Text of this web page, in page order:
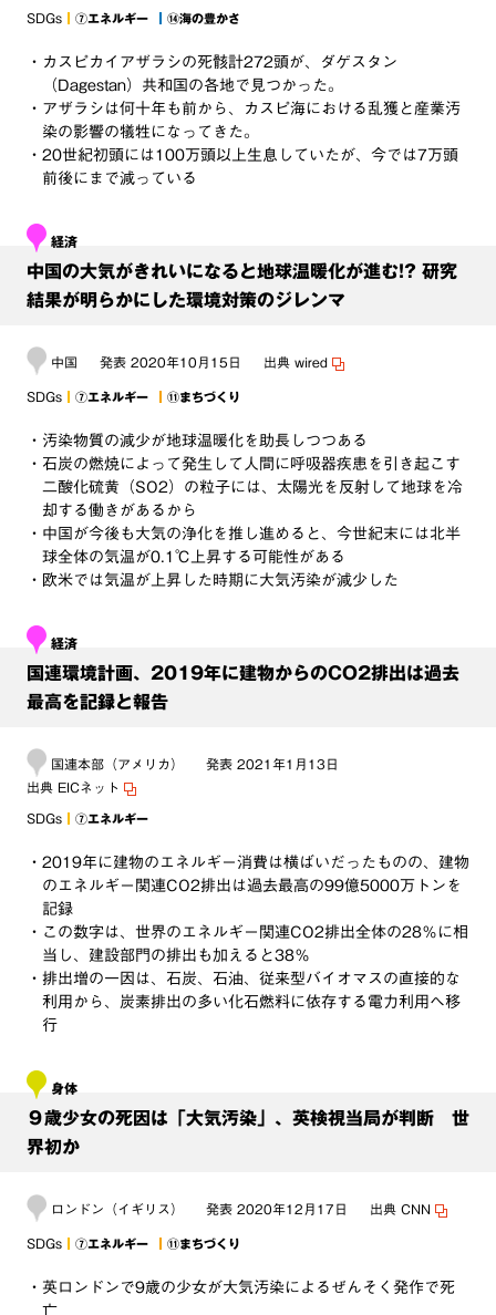
SDGs ⑦エネルギー ⑭海の豊かさ
・カスピカイアザラシの死骸計272頭が、ダゲスタン
（Dagestan）共和国の各地で見つかった。
・アザラシは何十年も前から、カスピ海における乱獲と産業汚
染の影響の犠牲になってきた。
・20世紀初頭には100万頭以上生息していたが、今では7万頭
前後にまで減っている
中国の大気がきれいになると地球温暖化が進む!? 研究
結果が明らかにした環境対策のジレンマ
経済
中国 発表 2020年10月15日 出典 wired
SDGs ⑦エネルギー ⑪まちづくり
・汚染物質の減少が地球温暖化を助長しつつある
・石炭の燃焼によって発生して人間に呼吸器疾患を引き起こす
二酸化硫黄（SO2）の粒子には、太陽光を反射して地球を冷
却する働きがあるから
・中国が今後も大気の浄化を推し進めると、今世紀末には北半
球全体の気温が0.1℃上昇する可能性がある
・欧米では気温が上昇した時期に大気汚染が減少した
国連環境計画、2019年に建物からのCO2排出は過去
最高を記録と報告
経済
国連本部（アメリカ） 発表 2021年1月13日
出典 EICネット
SDGs ⑦エネルギー
・2019年に建物のエネルギー消費は横ばいだったものの、建物
のエネルギー関連CO2排出は過去最高の99億5000万トンを
記録
・この数字は、世界のエネルギー関連CO2排出全体の28％に相
当し、建設部門の排出も加えると38％
・排出増の一因は、石炭、石油、従来型バイオマスの直接的な
利用から、炭素排出の多い化石燃料に依存する電力利用へ移
行
９歳少女の死因は「大気汚染」、英検視当局が判断 世
界初か
身体
ロンドン（イギリス） 発表 2020年12月17日 出典 CNN
SDGs ⑦エネルギー ⑪まちづくり
・英ロンドンで9歳の少女が大気汚染によるぜんそく発作で死
亡